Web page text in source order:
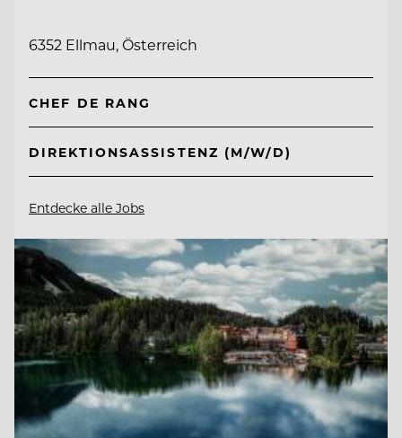
6352 Ellmau, Österreich
CHEF DE RANG
DIREKTIONSASSISTENZ (M/W/D)
Entdecke alle Jobs